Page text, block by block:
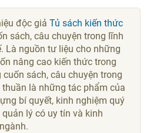
độc giảTủ sách kiến thức
sách, câu chuyện trong lĩnh
Là nguồn tư liệu cho những
nâng cao kiến thức trong
sách, câu chuyện trong
là những tác phẩm của
bí quyết, kinh nghiệm quý
lý có uy tín và kinh